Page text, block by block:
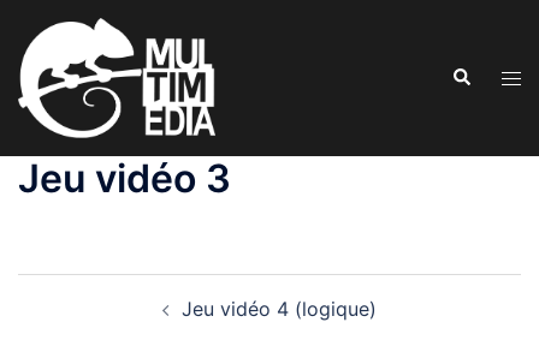
contenu
Jeu vidéo 3
Jeu vidéo 4 (logique)